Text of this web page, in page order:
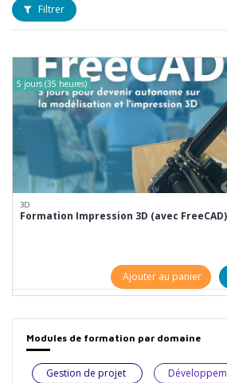
Filtrer
5 jours (35 heures)
3D
Formation Impression 3D (avec
Ajouter au panier
Modules de formation par domaine
Gestion de projet